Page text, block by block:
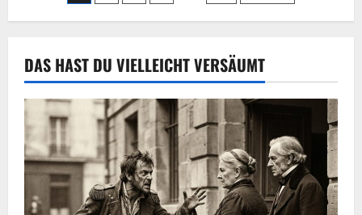
DAS HAST DU VIELLEICHT VERSÄUMT